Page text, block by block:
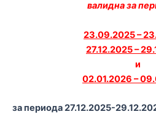
валидна за
23.09.2025 –
27.12.2025 –
и
02.01.2026 –
за периода 27.12.2025-